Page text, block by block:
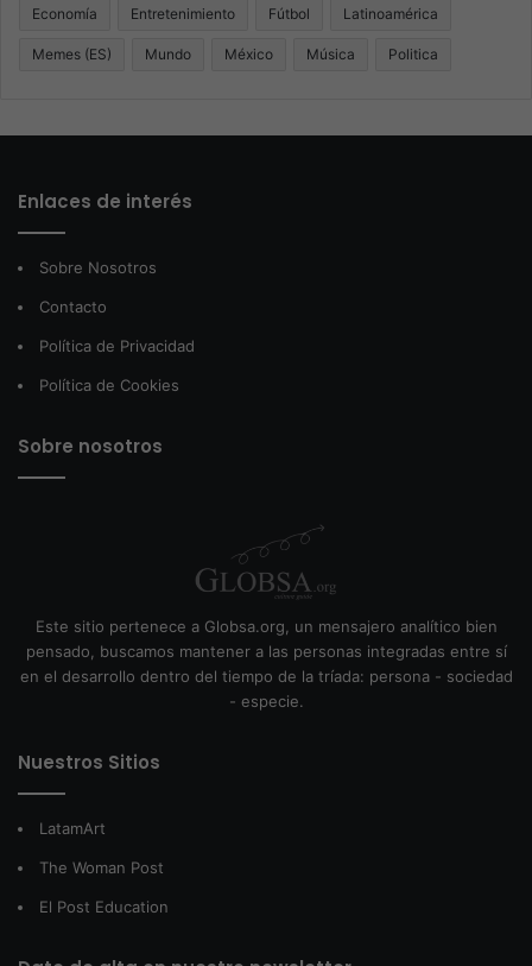
Economía Entretenimiento Fútbol Latinoamérica
Memes (ES) Mundo México Música Politica
Enlaces de interés
Sobre Nosotros
Contacto
Política de Privacidad
Política de Cookies
Sobre nosotros
Este sitio pertenece a Globsa.org, un mensajero analítico bien
pensado, buscamos mantener a las personas integradas entre sí
en el desarrollo dentro del tiempo de la tríada: persona - sociedad
- especie.
Nuestros Sitios
LatamArt
The Woman Post
El Post Education